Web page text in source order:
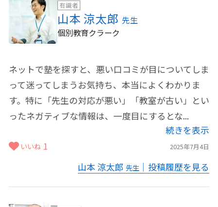
有識者
山本 涼太郎 先生
個別教育クラーク
ネットで塾を探すと、悪い口コミが目についてしま
って迷ってしまうお気持ち、本当によくわかりま
す。特に「先生の対応が悪い」「教室が古い」とい
ったネガティブな情報は、一度目にするとな...
続きを表示
2025年7月4日
いいね 1
山本 涼太郎 先生 ｜投稿履歴を見る